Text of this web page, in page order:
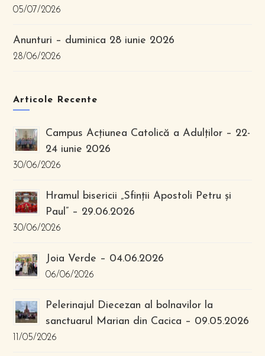
05/07/2026
Anunturi – duminica 28 iunie 2026
28/06/2026
Articole Recente
Campus Acțiunea Catolică a Adulților – 22-
24 iunie 2026
30/06/2026
Hramul bisericii „Sfinții Apostoli Petru și
Paul” – 29.06.2026
30/06/2026
Joia Verde – 04.06.2026
06/06/2026
Pelerinajul Diecezan al bolnavilor la
sanctuarul Marian din Cacica – 09.05.2026
11/05/2026